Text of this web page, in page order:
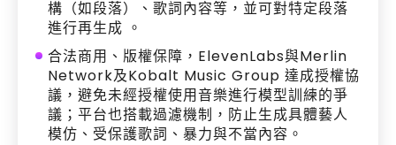
構（如段落）、歌詞內容等，並可對特定段落
進行再生成 。
合法商用、版權保障，ElevenLabs與Merlin
Network及Kobalt Music Group 達成授權協
議，避免未經授權使用音樂進行模型訓練的爭
議；平台也搭載過濾機制，防止生成具體藝人
模仿、受保護歌詞、暴力與不當內容。